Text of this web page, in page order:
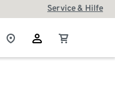
Service & Hilfe